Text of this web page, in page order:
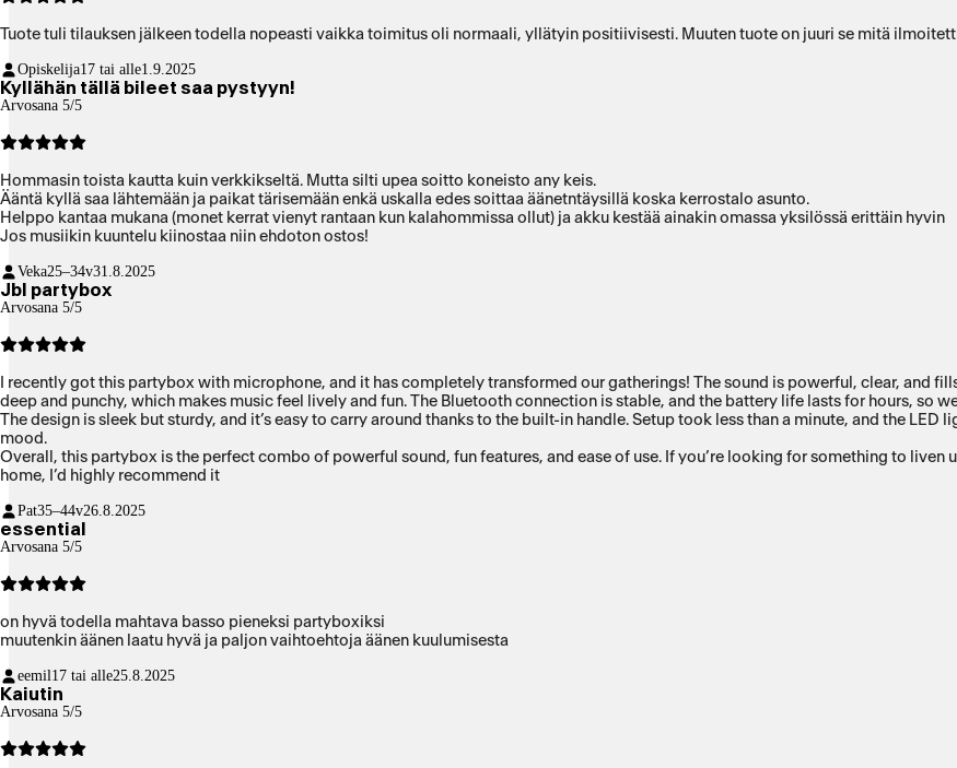
Tuote tuli tilauksen jälkeen todella nopeasti vaikka toimitus oli normaali, yllätyin positiivisesti. Muuten tuote on juuri se mitä
Opiskelija17 tai alle1.9.2025
Kyllähän tällä bileet saa pystyyn!
Arvosana 5/5
Hommasin toista kautta kuin verkkikseltä. Mutta silti upea soitto koneisto any keis.
Ääntä kyllä saa lähtemään ja paikat tärisemään enkä uskalla edes soittaa äänetntäysillä koska kerrostalo asunto.
Helppo kantaa mukana (monet kerrat vienyt rantaan kun kalahommissa ollut) ja akku kestää ainakin omassa yksilössä erittäin hyvin
Jos musiikin kuuntelu kiinostaa niin ehdoton ostos!
Veka25–34v31.8.2025
Jbl partybox
Arvosana 5/5
I recently got this partybox with microphone, and it has completely transformed our gatherings! The sound is powerful, clear, and
deep and punchy, which makes music feel lively and fun. The Bluetooth connection is stable, and the battery life lasts for hours, so
The design is sleek but sturdy, and it’s easy to carry around thanks to the built-in handle. Setup took less than a minute, and the
mood.
Overall, this partybox is the perfect combo of powerful sound, fun features, and ease of use. If you’re looking for something to liven
home, I’d highly recommend it
Pat35–44v26.8.2025
essential
Arvosana 5/5
on hyvä todella mahtava basso pieneksi partyboxiksi
muutenkin äänen laatu hyvä ja paljon vaihtoehtoja äänen kuulumisesta
eemil 17 tai alle25.8.2025
Kaiutin
Arvosana 5/5